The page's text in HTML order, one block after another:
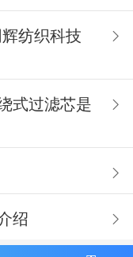
纺织科技
式过滤芯是
绍